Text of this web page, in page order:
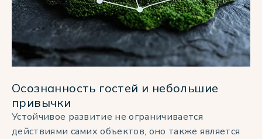
Осознанность гостей и небольшие
привычки
Устойчивое развитие не ограничивается
действиями самих объектов, оно также является